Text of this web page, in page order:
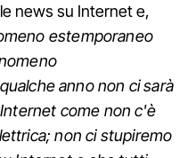
news su Internet e,
estemporaneo
anno non ci sarà
come non c'è
non ci stupiremo